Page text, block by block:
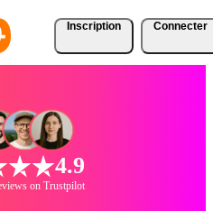
Inscription Connecter
4.9
on Trustpilot